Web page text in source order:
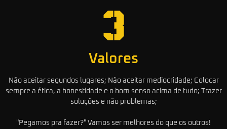
Valores
Não aceitar segundos lugares; Não aceitar mediocridade; Colocar
sempre a ética, a honestidade e o bom senso acima de tudo; Trazer
soluções e não problemas;
"Pegamos pra fazer?" Vamos ser melhores do que os outros!